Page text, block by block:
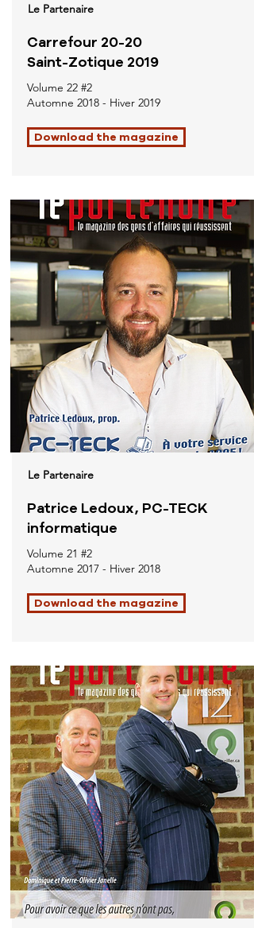
Le Partenaire
Carrefour 20-20
Saint-Zotique 2019
Volume 22 #2
Automne 2018 - Hiver 2019
Download the magazine
Le Partenaire
Patrice Ledoux, PC-TECK
informatique
Volume 21 #2
Automne 2017 - Hiver 2018
Download the magazine